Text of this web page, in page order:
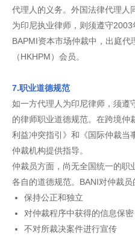
代理人的义务。外国法律代理人
为印尼执业律师，则须遵守
BAPMI资本市场仲裁中，出庭
（HKHPM）会员。
7.职业道德规范
如一方代理人为印尼律师，须遵
的律师职业道德规范。在跨境仲
利益冲突指引》和《国际仲裁当
仲裁机构提供指导。
仲裁员方面，尚无全国统一的职
各自的道德规范。BANI对仲裁员
保持公正和独立
对仲裁程序中获得的信息保密
不对所裁决案件进行宣传